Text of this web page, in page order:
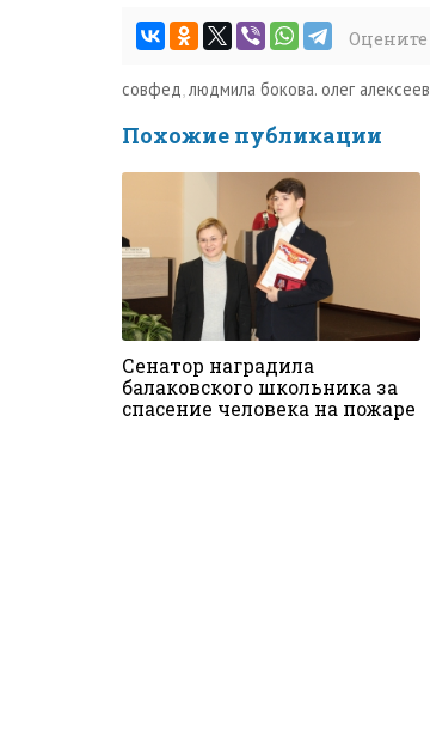
Оцените
совфед,людмила бокова. олег алексеев
Похожие публикации
Сенатор наградила
балаковского школьника за
спасение человека на пожаре